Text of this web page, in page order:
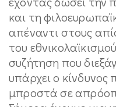
και τη
απέναντι στους
του
συζήτηση που
υπάρχει ο κίνδυνος
μπροστά σε